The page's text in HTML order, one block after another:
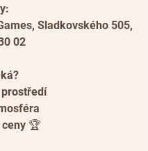
Sladkovského 505,
02
ceny 🏆